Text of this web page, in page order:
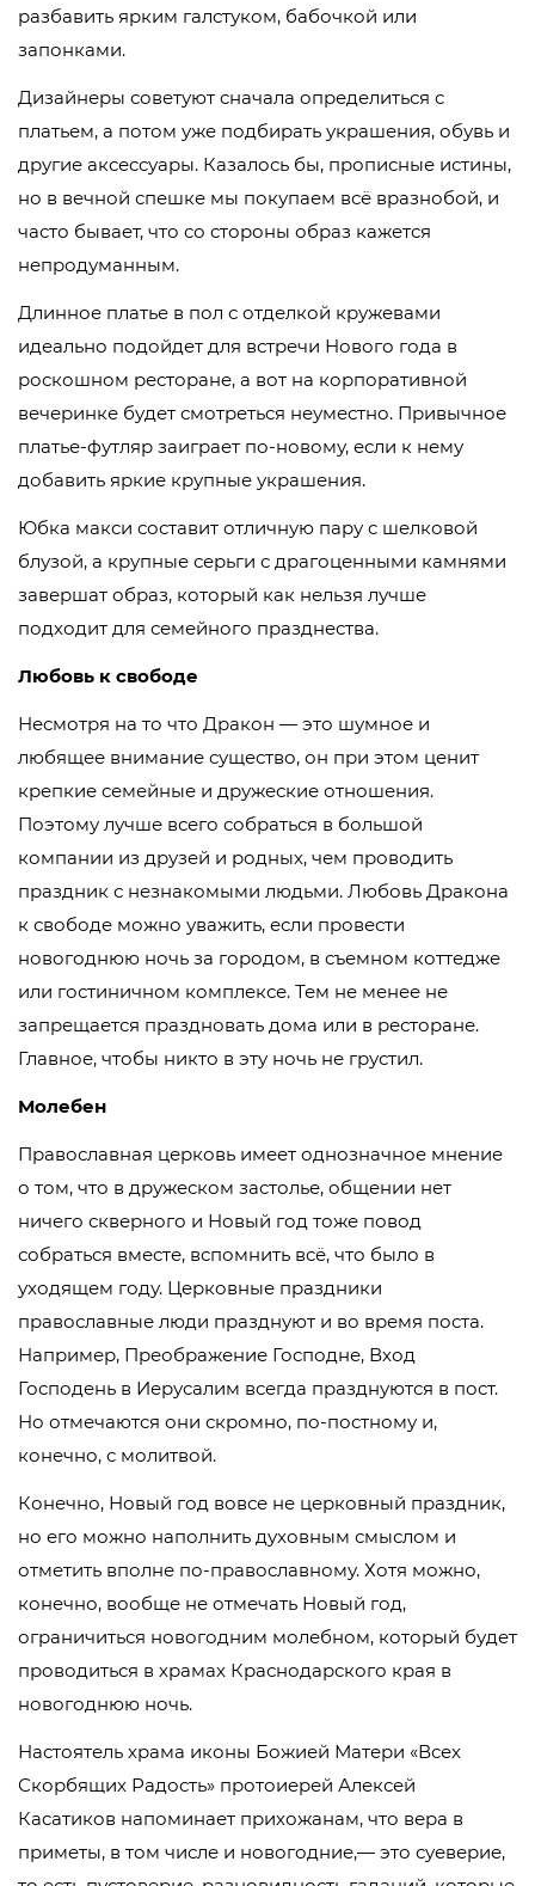
разбавить ярким галстуком, бабочкой или
запонками.
Дизайнеры советуют сначала определиться с
платьем, а потом уже подбирать украшения, обувь и
другие аксессуары. Казалось бы, прописные истины,
но в вечной спешке мы покупаем всё вразнобой, и
часто бывает, что со стороны образ кажется
непродуманным.
Длинное платье в пол с отделкой кружевами
идеально подойдет для встречи Нового года в
роскошном ресторане, а вот на корпоративной
вечеринке будет смотреться неуместно. Привычное
платье-футляр заиграет по-новому, если к нему
добавить яркие крупные украшения.
Юбка макси составит отличную пару с шелковой
блузой, а крупные серьги с драгоценными камнями
завершат образ, который как нельзя лучше
подходит для семейного празднества.
Любовь к свободе
Несмотря на то что Дракон — это шумное и
любящее внимание существо, он при этом ценит
крепкие семейные и дружеские отношения.
Поэтому лучше всего собраться в большой
компании из друзей и родных, чем проводить
праздник с незнакомыми людьми. Любовь Дракона
к свободе можно уважить, если провести
новогоднюю ночь за городом, в съемном коттедже
или гостиничном комплексе. Тем не менее не
запрещается праздновать дома или в ресторане.
Главное, чтобы никто в эту ночь не грустил.
Молебен
Православная церковь имеет однозначное мнение
о том, что в дружеском застолье, общении нет
ничего скверного и Новый год тоже повод
собраться вместе, вспомнить всё, что было в
уходящем году. Церковные праздники
православные люди празднуют и во время поста.
Например, Преображение Господне, Вход
Господень в Иерусалим всегда празднуются в пост.
Но отмечаются они скромно, по-постному и,
конечно, с молитвой.
Конечно, Новый год вовсе не церковный праздник,
но его можно наполнить духовным смыслом и
отметить вполне по-православному. Хотя можно,
конечно, вообще не отмечать Новый год,
ограничиться новогодним молебном, который будет
проводиться в храмах Краснодарского края в
новогоднюю ночь.
Настоятель храма иконы Божией Матери «Всех
Скорбящих Радость» протоиерей Алексей
Касатиков напоминает прихожанам, что вера в
приметы, в том числе и новогодние,— это суеверие,